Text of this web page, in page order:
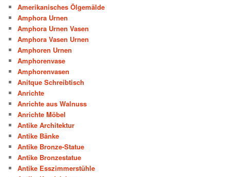
Amerikanisches Ölgemälde
Amphora Urnen
Amphora Urnen Vasen
Amphora Vasen Urnen
Amphoren Urnen
Amphorenvase
Amphorenvasen
Anitque Schreibtisch
Anrichte
Anrichte aus Walnuss
Anrichte Möbel
Antike Architektur
Antike Bänke
Antike Bronze-Statue
Antike Bronzestatue
Antike Esszimmerstühle